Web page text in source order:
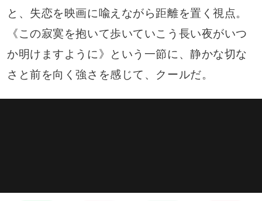
と、失恋を映画に喩えながら距離を置く視点。
《この寂寞を抱いて歩いていこう長い夜がいつ
か明けますように》という一節に、静かな切な
さと前を向く強さを感じて、クールだ。